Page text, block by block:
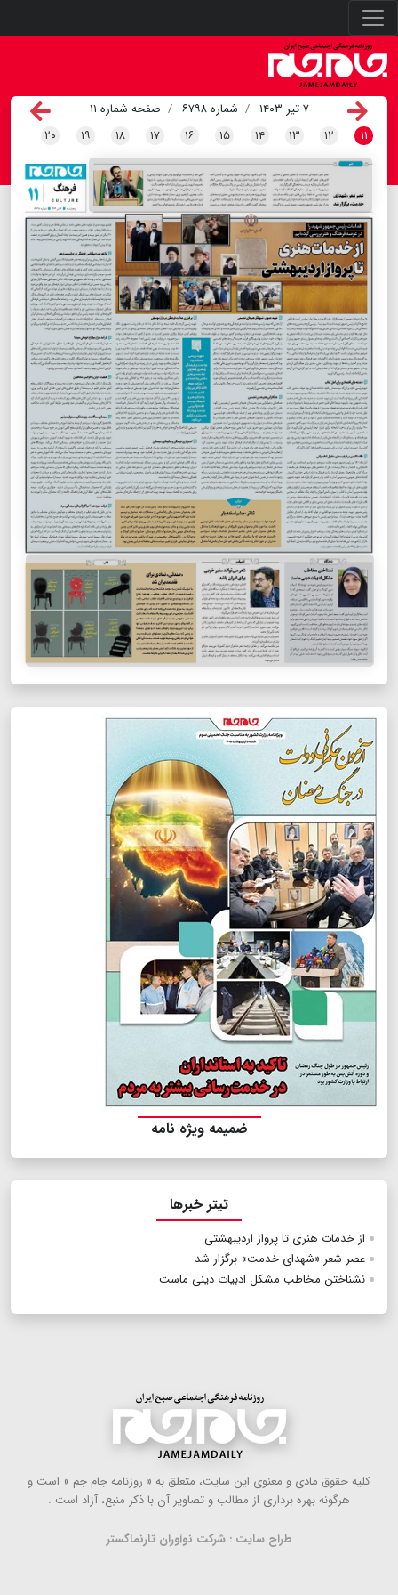
۷ تیر ۱۴۰۳ شماره ۶۷۹۸
صفحه شماره ۱۱
۱۱ ۱۲ ۱۳ ۱۴ ۱۵ ۱۶ ۱۷ ۱۸ ۱۹ ۲۰
ضمیمه ویژه نامه
تیتر خبرها
از خدمات هنری تا پرواز اردیبهشتی
عصر شعر «شهدای خدمت» برگزار شد
نشناختن مخاطب مشکل ادبیات دینی ماست
كلیه حقوق مادی و معنوی این سایت، متعلق به « روزنامه جام جم » است و
هرگونه بهره ‌برداری از مطالب و تصاویر آن با ذكر منبع، آزاد است .
طراح سایت : شرکت نوآوران تارنماگستر